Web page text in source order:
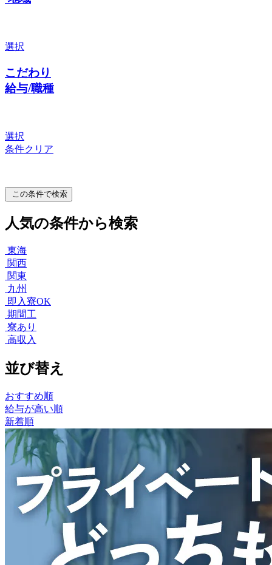
選択
こだわり
給与/職種
選択
条件クリア
この条件で検索
人気の条件から検索
東海
関西
関東
九州
即入寮OK
期間工
寮あり
高収入
並び替え
おすすめ順
給与が高い順
新着順